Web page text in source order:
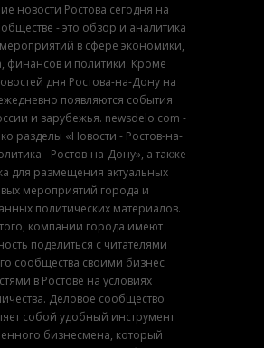
новости Ростова сегодня на
- это обзор и аналитика
в сфере экономики,
финансов и политики. Кроме
дня Ростова-на-Дону на
появляются события
и зарубежья. newsdelo.com -
разделы «Новости - Ростов-на-
- Ростов-на-Дону», а также
для размещения актуальных
мероприятий города и
политических материалов.
компании города имеют
поделиться с читателями
сообщества своими бизнес
в Ростове на условиях
Деловое сообщество
собой удобный инструмент
бизнесмена, который